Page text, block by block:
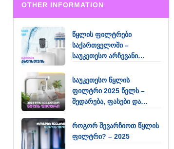
OTHER INFORMATION
წყლის ფილტრები
საქართველოში –
საუკეთესო არჩევანი
საუკეთესო წყლის
ფილტრი 2025 წელს –
შედარება, ფასები და
როგორ შევარჩიოთ წყლის
ფილტრი? – 2025